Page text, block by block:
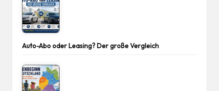
Auto-Abo oder Leasing? Der große Vergleich